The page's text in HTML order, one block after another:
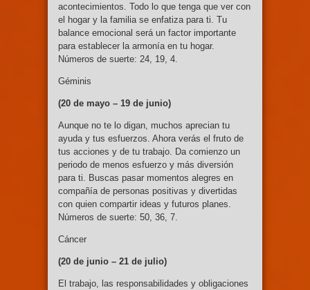
acontecimientos. Todo lo que tenga que ver con
el hogar y la familia se enfatiza para ti. Tu
balance emocional será un factor importante
para establecer la armonía en tu hogar.
Números de suerte: 24, 19, 4.
Géminis
(20 de mayo – 19 de junio)
Aunque no te lo digan, muchos aprecian tu
ayuda y tus esfuerzos. Ahora verás el fruto de
tus acciones y de tu trabajo. Da comienzo un
periodo de menos esfuerzo y más diversión
para ti. Buscas pasar momentos alegres en
compañía de personas positivas y divertidas
con quien compartir ideas y futuros planes.
Números de suerte: 50, 36, 7.
Cáncer
(20 de junio – 21 de julio)
El trabajo, las responsabilidades y obligaciones